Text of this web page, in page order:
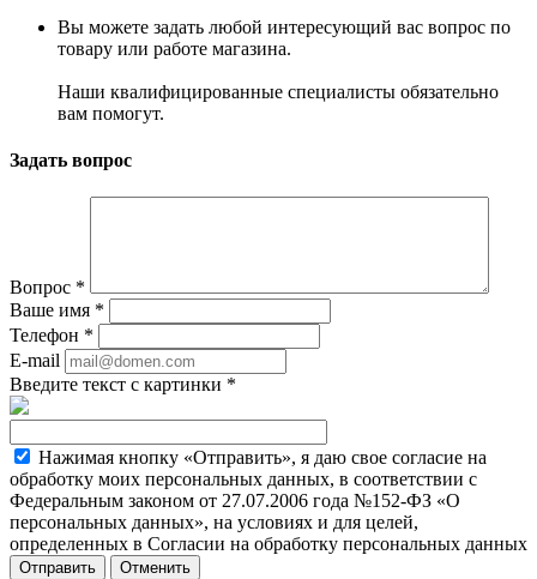
Вы можете задать любой интересующий вас вопрос по
товару или работе магазина.
Наши квалифицированные специалисты обязательно
вам помогут.
Задать вопрос
Вопрос *
Ваше имя *
Телефон *
E-mail
Введите текст с картинки *
Нажимая кнопку «Отправить», я даю свое согласие на
обработку моих персональных данных, в соответствии с
Федеральным законом от 27.07.2006 года №152-ФЗ «О
персональных данных», на условиях и для целей,
определенных в Согласии на обработку персональных данных
Отменить